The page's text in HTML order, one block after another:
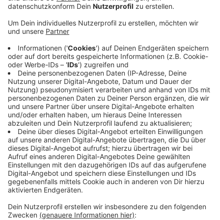
Haupttäter gilt ein 34-jähriger Düsseldorfer.
Veröffentlicht: Freitag, 06.03.2020 14:59
Anzeige
Er soll die Drogen auch selbst mit Hilfe von
Chemikalien produziert haben. Abnehmer waren
Konsumenten aus allen Bevölkerungsschichten, unter
anderem auch aus der Techno-Szene. Alle vier
Tatverdächtigen müssen mit mindestens vier Jahren
Gefängnis rechnen. Laut Staatsanwaltschaft sind sie
alle bereits einschlägig vorbestraft. Bei der
sichergestellten Menge handelt es sich um den
größten Amphetamin-Fund in Düsseldorf seit vielen
Jahren.
Anzeige